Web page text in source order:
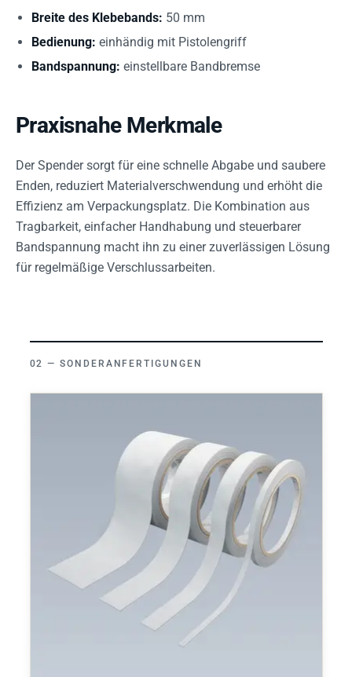
Breite des Klebebands: 50 mm
Bedienung: einhändig mit Pistolengriff
Bandspannung: einstellbare Bandbremse
Praxisnahe Merkmale
Der Spender sorgt für eine schnelle Abgabe und saubere
Enden, reduziert Materialverschwendung und erhöht die
Effizienz am Verpackungsplatz. Die Kombination aus
Tragbarkeit, einfacher Handhabung und steuerbarer
Bandspannung macht ihn zu einer zuverlässigen Lösung
für regelmäßige Verschlussarbeiten.
SONDERANFERTIGUNGEN